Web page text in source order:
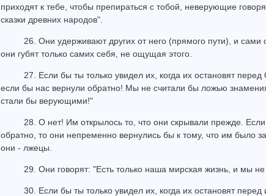
приходят к тебе, чтобы препираться с тобой, неверующие
сказки древних народов".
26. Они удерживают других от него (прямого пути), и сами
они губят только самих себя, не ощущая этого.
27. Если бы ты только увидел их, когда их остановят
если бы нас вернули обратно! Мы не считали бы ложью
стали бы верующими!"
28. О нет! Им открылось то, что они скрывали прежде.
обратно, то они непременно вернулись бы к тому, что им было
они - лжецы.
29. Они говорят: "Есть только наша мирская жизнь, и мы
30. Если бы ты только увидел их, когда их остановят